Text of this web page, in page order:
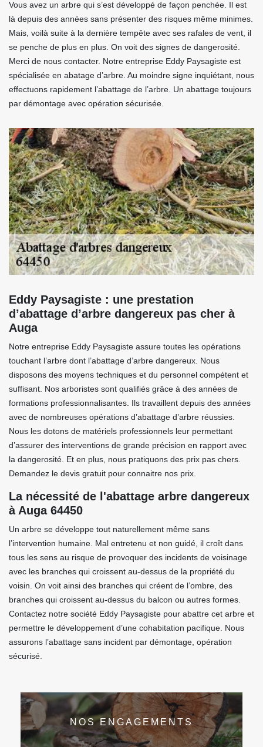
Vous avez un arbre qui s’est développé de façon penchée. Il est
là depuis des années sans présenter des risques même minimes.
Mais, voilà suite à la dernière tempête avec ses rafales de vent, il
se penche de plus en plus. On voit des signes de dangerosité.
Merci de nous contacter. Notre entreprise Eddy Paysagiste est
spécialisée en abatage d’arbre. Au moindre signe inquiétant, nous
effectuons rapidement l’abattage de l’arbre. Un abattage toujours
par démontage avec opération sécurisée.
Eddy Paysagiste : une prestation
d’abattage d’arbre dangereux pas cher à
Auga
Notre entreprise Eddy Paysagiste assure toutes les opérations
touchant l’arbre dont l’abattage d’arbre dangereux. Nous
disposons des moyens techniques et du personnel compétent et
suffisant. Nos arboristes sont qualifiés grâce à des années de
formations professionnalisantes. Ils travaillent depuis des années
avec de nombreuses opérations d’abattage d’arbre réussies.
Nous les dotons de matériels professionnels leur permettant
d’assurer des interventions de grande précision en rapport avec
la dangerosité. Et en plus, nous pratiquons des prix pas chers.
Demandez le devis gratuit pour connaitre nos prix.
La nécessité de l'abattage arbre dangereux
à Auga 64450
Un arbre se développe tout naturellement même sans
l’intervention humaine. Mal entretenu et non guidé, il croît dans
tous les sens au risque de provoquer des incidents de voisinage
avec les branches qui croissent au-dessus de la propriété du
voisin. On voit ainsi des branches qui créent de l’ombre, des
branches qui croissent au-dessus du balcon ou autres formes.
Contactez notre société Eddy Paysagiste pour abattre cet arbre et
permettre le développement d’une cohabitation pacifique. Nous
assurons l’abattage sans incident par démontage, opération
sécurisé.
NOS ENGAGEMENTS